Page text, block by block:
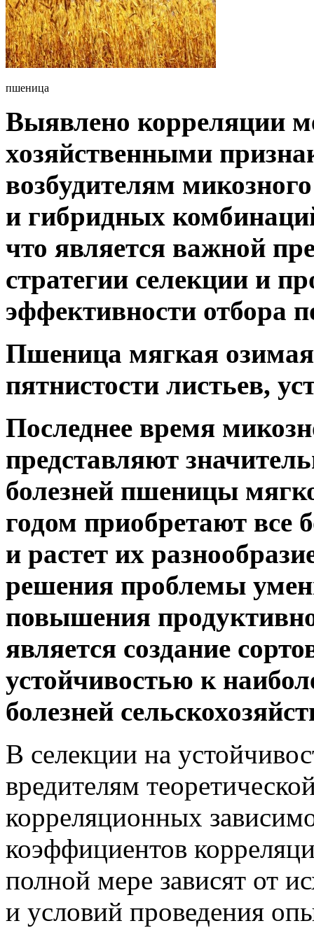
пшеница
Выявлено корреляции
хозяйственными
возбудителям
и гибридных
что является важной
стратегии селекции и
эффективности отбора
Пшеница мягкая
пятнистости листьев,
Последнее время
представляют
болезней пшеницы
годом приобретают все
и растет их
решения проблемы
повышения
является создание
устойчивостью к
болезней
В селекции на
вредителям
корреляционных
коэффициентов
полной мере зависят от
и условий проведения